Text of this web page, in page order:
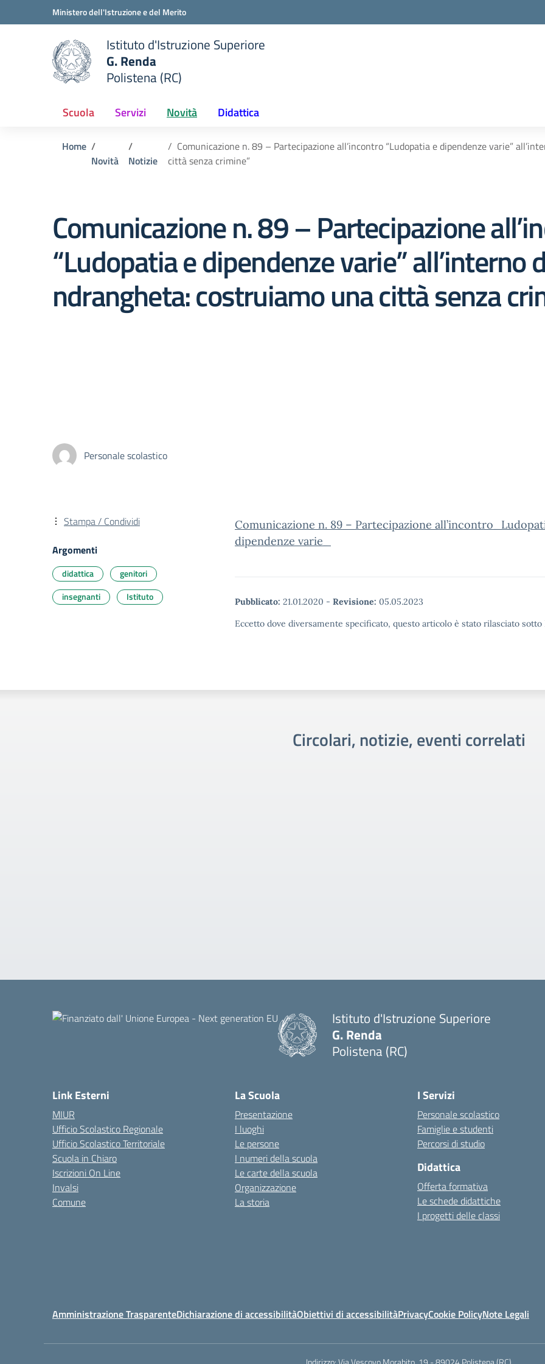
Vai ai contenuti
Vai al menu di navigazioneMinistero dell'Istruzione e del Merito
scuola
Istituto d'Istruzione Superiore
G. Renda
Polistena (RC)
Scuola Servizi Novità Didattica
Home
Novità
Notizie
Comunicazione n. 89 – Partecipazione all’incontro “Ludopatia e dipendenze varie”
città senza crimine”
Comunicazione n. 89 – Partecipazione
“Ludopatia e dipendenze varie” all’interno
ndrangheta: costruiamo una città senza
Personale scolastico
Comunicazione n. 89 – Partecipazione
dipendenze varie_
Pubblicato: 21.01.2020 - Revisione: 05.05.2023
Eccetto dove diversamente specificato, questo articolo è stato rilasciato
Stampa / Condividi
Argomenti
didattica
genitori
insegnanti
Istituto
Circolari, notizie, eventi correlati
Istituto d'Istruzione Superiore
G. Renda
Polistena (RC)
Link Esterni
MIUR
Ufficio Scolastico Regionale
Ufficio Scolastico Territoriale
Scuola in Chiaro
Iscrizioni On Line
Invalsi
Comune
La Scuola
Presentazione
I luoghi
Le persone
I numeri della scuola
Le carte della scuola
Organizzazione
La storia
I Servizi
Personale scolastico
Famiglie e studenti
Percorsi di studio
Didattica
Offerta formativa
Le schede didattiche
I progetti delle classi
Amministrazione TrasparenteDichiarazione di accessibilitàObiettivi di accessibilitàPrivacyCookie PolicyNote Legali